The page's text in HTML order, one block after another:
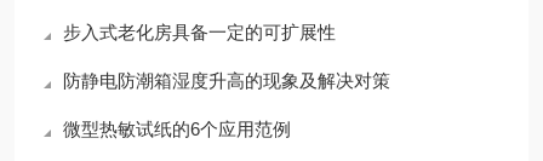
步入式老化房具备一定的可扩展性
防静电防潮箱湿度升高的现象及解决对策
微型热敏试纸的6个应用范例